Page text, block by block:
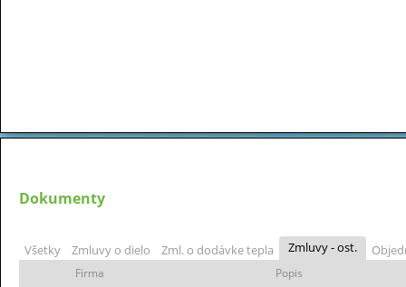
Dokumenty
Všetky Zmluvy o dielo Zml. o dodávke tepla Zmluvy - ost.
Firma
Popis